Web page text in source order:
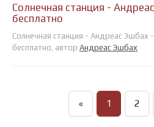
Солнечная станция -
бесплатно
Солнечная станция - Андреас Эшбах -
бесплатно, автор Андреас Эшбах
« 1 2